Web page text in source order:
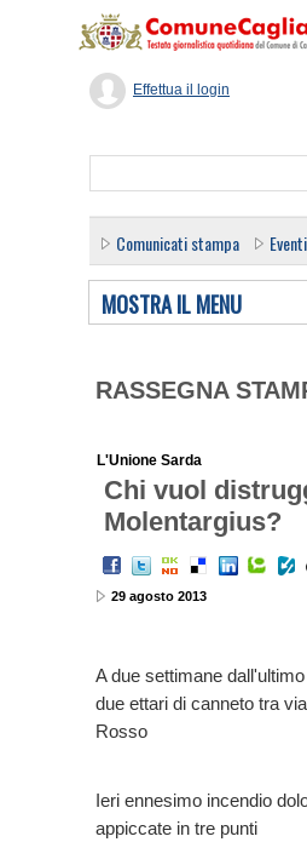
Effettua il login
Comunicati stampa Eventi
MOSTRA IL MENU
RASSEGNA
L'Unione Sarda
Chi vuol
Molentargius?
29 agosto 2013
A due settimane
due ettari di canneto tra
Rosso
Ieri ennesimo incendio
appiccate in tre punti